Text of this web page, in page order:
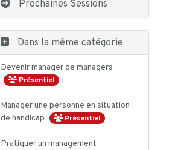
Prochaines Sessions
Dans la même catégorie
Devenir manager de managers
Présentiel
Manager une personne en situation
de handicap
Présentiel
Pratiquer un management